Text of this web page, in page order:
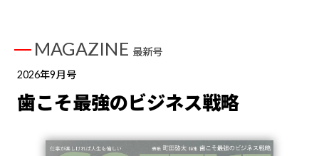
MAGAZINE 最新号
2026年9月号
歯こそ最強のビジネス戦略